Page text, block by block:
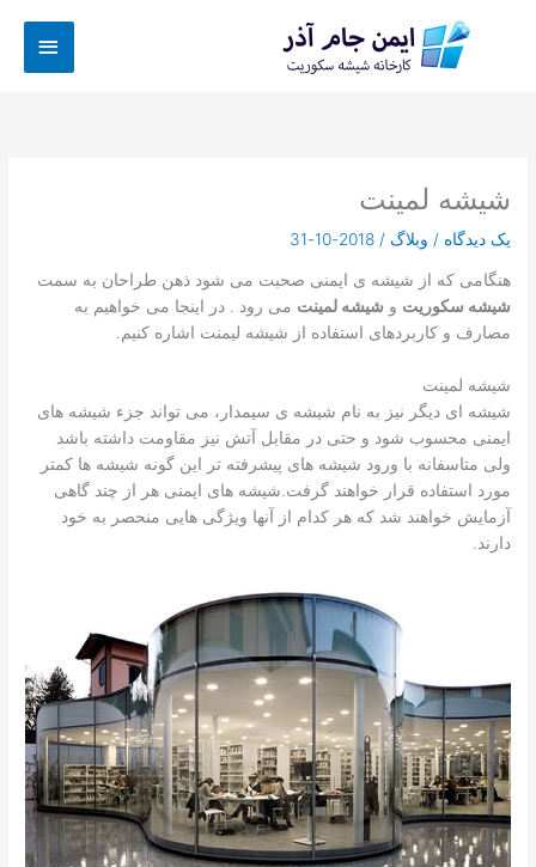
شیشه لمینت
یک دیدگاه / وبلاگ /
2018-10-31
هنگامی که از شیشه ی ایمنی صحبت می شود ذهن طراحان به سمت
شیشه سکوریت و شیشه لمینت می رود . در اینجا می خواهیم به
مصارف و کاربردهای استفاده از شیشه لیمنت اشاره کنیم.
شیشه لمینت
شیشه ای دیگر نیز به نام شیشه ی سیمدار، می تواند جزء شیشه های
ایمنی محسوب شود و حتی در مقابل آتش نیز مقاومت داشته باشد
ولی متاسفانه با ورود شیشه های پیشرفته تر این گونه شیشه ها کمتر
مورد استفاده قرار خواهند گرفت.شیشه های ایمنی هر از چند گاهی
آزمایش خواهند شد که هر کدام از آنها ویژگی هایی منحصر به خود
دارند.